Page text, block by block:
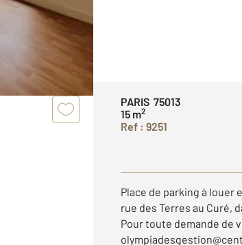
PARIS 75013
15 m2
Ref : 9251
Place de parking à
rue des Terres au Curé,
Pour toute demande de